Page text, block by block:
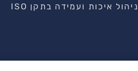
ניהול איכות ועמידה בתקן ISO